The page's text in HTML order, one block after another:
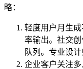
略：
轻度用户月生
率输出。社交
队列。专业设
企业客户关注